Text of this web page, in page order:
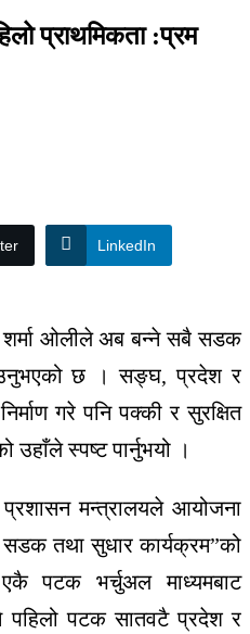
प्राथमिकता :प्रम
LinkedIn
शर्मा ओलीले अब बन्ने सबै सडक
छ । सङ्घ, प्रदेश र
गरे पनि पक्की र सुरक्षित
स्पष्ट पार्नुभयो ।
प्रशासन मन्त्रालयले आयोजना
सडक तथा सुधार कार्यक्रम”को
पटक भर्चुअल माध्यमबाट
पहिलो पटक सातवटै प्रदेश र